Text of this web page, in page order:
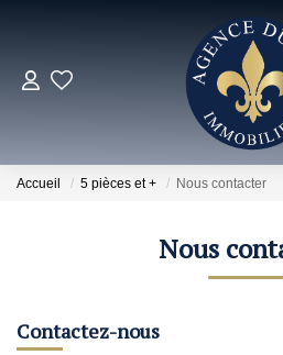
Louer
NOS
Accueil 5 pièces et + Nous contacter
Nous
Contactez-nous